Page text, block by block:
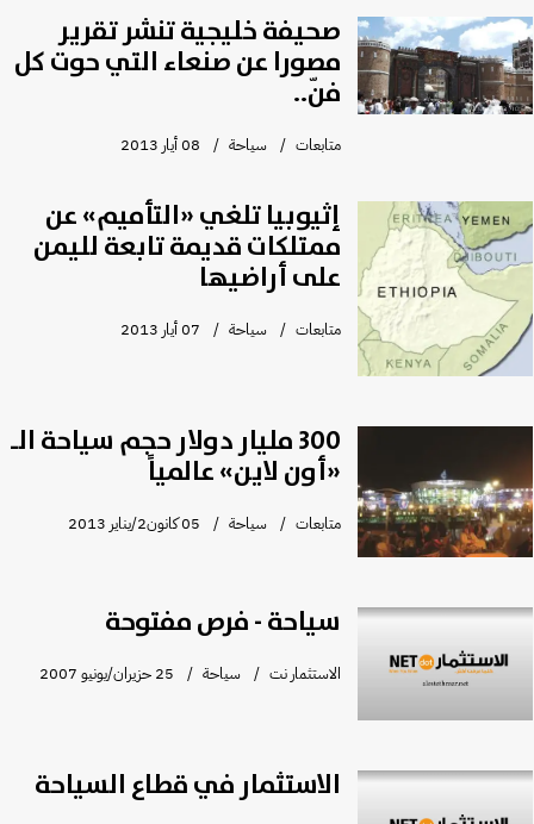
صحيفة خليجية تنشر تقرير
مصورا عن صنعاء التي حوت كل
فنّ..
متابعات سياحة 08 أيار 2013
إثيوبيا تلغي «التأميم» عن
ممتلكات قديمة تابعة لليمن
على أراضيها
متابعات سياحة 07 أيار 2013
300 مليار دولار حجم سياحة الـ
«أون لاين» عالمياً
متابعات سياحة 05 كانون2/يناير 2013
سياحة - فرص مفتوحة
الاستثمار نت سياحة 25 حزيران/يونيو 2007
الاستثمار في قطاع السياحة